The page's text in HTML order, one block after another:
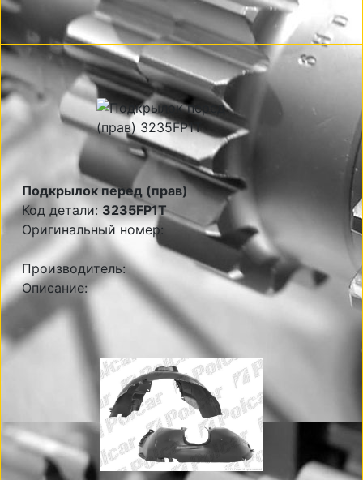
Подкрылок перед (прав)
Код детали: 3235FP1T
Оригинальный номер:
Производитель:
Описание: